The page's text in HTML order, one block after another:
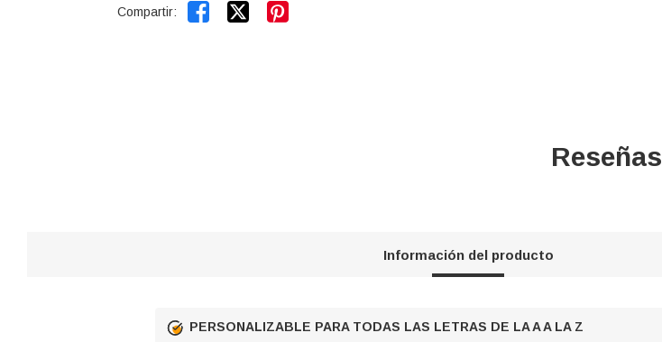
Compartir:  
Reseñas
Información del producto
PERSONALIZABLE PARA TODAS LAS LETRAS DE LA A A LA Z